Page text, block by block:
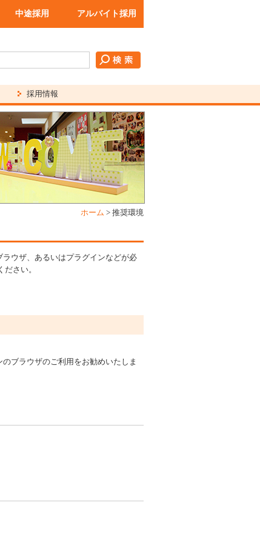
中途採用 アルバイト採用
採用情報
ホーム > 推奨環境
ウザ、あるいはプラグインなどが必
さい。
ブラウザのご利用をお勧めいたしま